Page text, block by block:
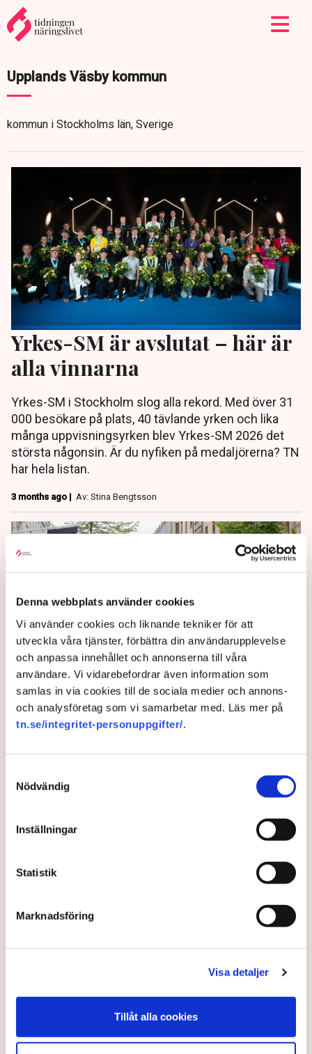
Denna webbplats använder cookies
Vi använder cookies och liknande tekniker för att
utveckla våra tjänster, förbättra din användarupplevelse
och anpassa innehållet och annonserna till våra
användare. Vi vidarebefordrar även information som
samlas in via cookies till de sociala medier och annons-
och analysföretag som vi samarbetar med. Läs mer på
tn.se/integritet-personuppgifter/.
Nödvändig
Inställningar
Statistik
Marknadsföring
Visa detaljer
Tillåt alla cookies
Upplands Väsby kommun
kommun i Stockholms län, Sverige
Yrkes-SM är avslutat – här är
alla vinnarna
Yrkes-SM i Stockholm slog alla rekord. Med över 31
000 besökare på plats, 40 tävlande yrken och lika
många uppvisningsyrken blev Yrkes-SM 2026 det
största någonsin. Är du nyfiken på medaljörerna? TN
har hela listan.
3 months ago | Av: Stina Bengtsson
Så räddar företagen
ungdomar från kriminella
gäng – ”Känns bra”
En ny satsning ger högstadieelever riktiga jobb hos
företag mot kravet att de samtidigt sköter skolan. I
Sundsvall har projektet lett till att unga som legat i
riskzonen för att lockas in i kriminella gäng i stället
8 months ago |